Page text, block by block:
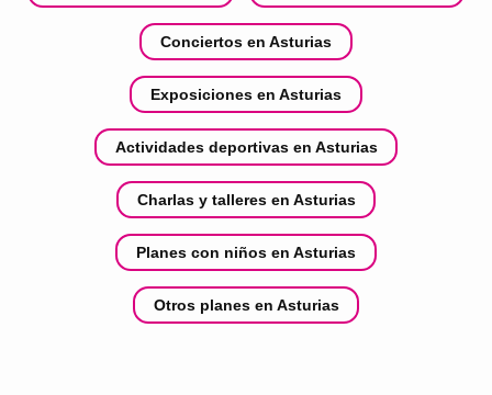
Conciertos en Asturias
Exposiciones en Asturias
Actividades deportivas en Asturias
Charlas y talleres en Asturias
Planes con niños en Asturias
Otros planes en Asturias